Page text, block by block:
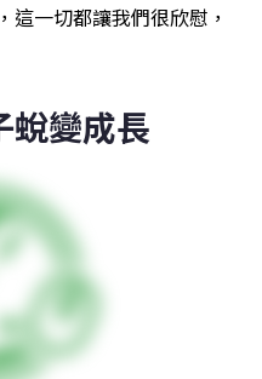
一切都讓我們很欣慰，
蛻變成長